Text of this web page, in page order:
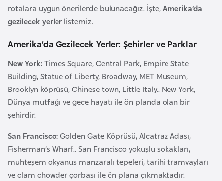
rotalara uygun önerilerde bulunacağız. İşte,Amerika’da
gezilecek yerler listemiz.
Amerika’da Gezilecek Yerler: Şehirler ve Parklar
New York:Times Square, Central Park, Empire State
Building, Statue of Liberty, Broadway, MET Museum,
Brooklyn köprüsü, Chinese town, Little Italy.. New York,
Dünya mutfağı ve gece hayatı ile ön planda olan bir
şehirdir.
San Francisco:Golden Gate Köprüsü, Alcatraz Adası,
Fisherman’s Wharf.. San Francisco yokuşlu sokakları,
muhteşem okyanus manzaralı tepeleri, tarihi tramvayları
ve clam chowder çorbası ile ön plana çıkmaktadır.
y
a
A
e
b
a
c
a
n